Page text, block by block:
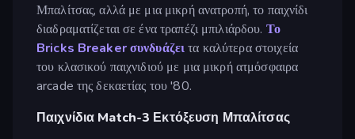
Μπαλίτσας, αλλά με μια μικρή ανατροπή, το παιχνίδι
διαδραματίζεται σε ένα τραπέζι μπιλιάρδου. Το
Bricks Breaker συνδυάζειτα καλύτερα στοιχεία
του κλασικού παιχνιδιού με μια μικρή ατμόσφαιρα
arcade της δεκαετίας του '80.
Παιχνίδια Match-3 Εκτόξευση Μπαλίτσας